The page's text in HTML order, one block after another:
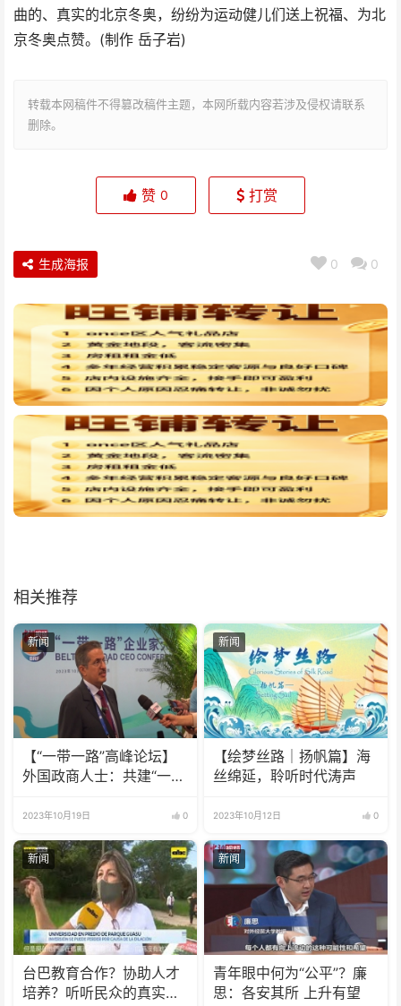
曲的、真实的北京冬奥，纷纷为运动健儿们送上祝福、为北
京冬奥点赞。(制作 岳子岩)
转载本网稿件不得篡改稿件主题，本网所载内容若涉及侵权请联系
删除。
赞 0 打赏
0 0
生成海报
相关推荐
新闻
【“一带一路”高峰论坛】
外国政商人士：共建“一带
2023年10月19日 0
新闻
【绘梦丝路｜扬帆篇】海
丝绵延，聆听时代涛声
2023年10月12日 0
新闻
台巴教育合作？协助人才
培养？听听民众的真实声
新闻
青年眼中何为“公平”？廉
思：各安其所 上升有望